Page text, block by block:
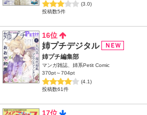
(3.0)
投稿数5件
16位
姉プチデジタル
姉プチ編集部
マンガ雑誌、姉系Petit Comic
370pt～704pt
(4.1)
投稿数61件
17位